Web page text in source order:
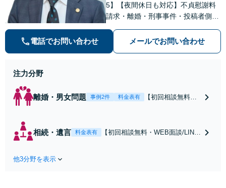
5】【夜間休日も対応】不貞慰謝料
請求・離婚・刑事事件・投稿者側発
数。オーダーメイドのサービスで問
題解決や事業の推進を強力にサポー
電話でお問い合わせ メールでお問い合わせ
注力分野
離婚・男女問題 事例2件 料金表有
【初回相談無料・
倫の早期解決】
相続・遺言 料金表有
【初回相談無料・WEB面談/LINE
他3分野を表示